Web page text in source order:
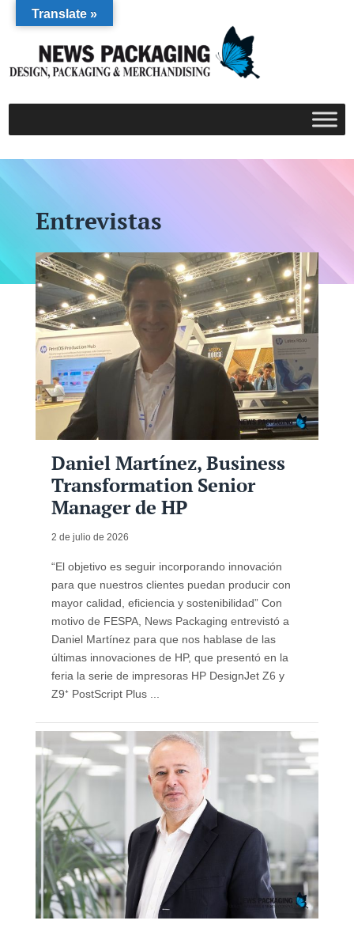
Entrevistas
Daniel Martínez, Business
Transformation Senior
Manager de HP
2 de julio de 2026
“El objetivo es seguir incorporando innovación
para que nuestros clientes puedan producir con
mayor calidad, eficiencia y sostenibilidad” Con
motivo de FESPA, News Packaging entrevistó a
Daniel Martínez para que nos hablase de las
últimas innovaciones de HP, que presentó en la
feria la serie de impresoras HP DesignJet Z6 y
Z9⁺ PostScript Plus ...
Translate »